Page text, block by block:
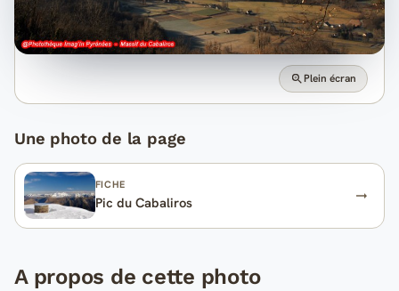
Plein écran
Une photo de la page
FICHE
Pic du Cabaliros
A propos de cette photo